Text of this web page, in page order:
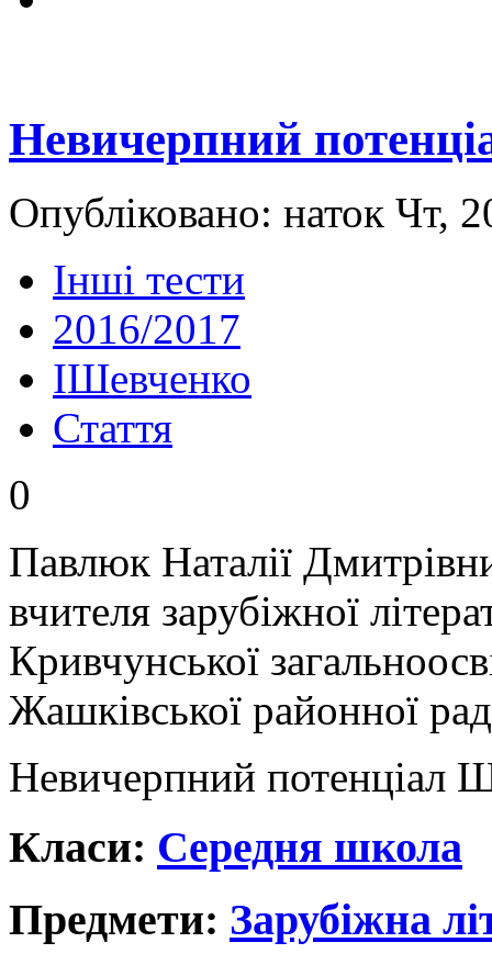
Невичерпний
Опубліковано: наток Чт,
Інші тести
2016/2017
IШевченко
Стаття
0
Павлюк Наталії
вчителя зарубіжної
Кривчунської
Жашківської районної
Невичерпний потенціал
Класи: Середня школа
Предмети: Зарубіжна